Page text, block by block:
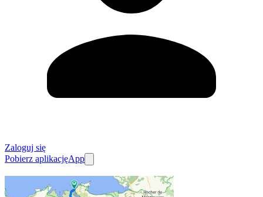
Zaloguj się
Pobierz aplikacjęApp